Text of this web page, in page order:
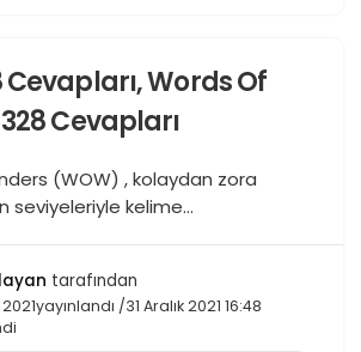
Cevapları, Words Of
Cevapları
(WOW) , kolaydan zora
seviyeleriyle kelime
üreterek oyun bölümlerini
Güzel ve bir o kadar
kelime bulma oyunu olan Words
tarafından
2021yayınlandı /31 Aralık 2021 16:48